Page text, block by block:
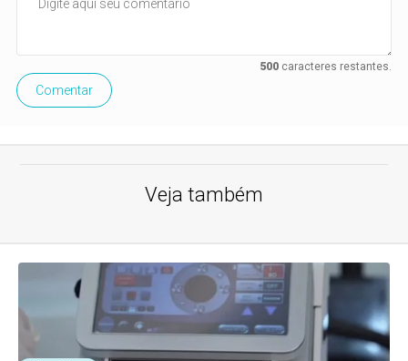
500caracteres restantes.
Comentar
Veja também